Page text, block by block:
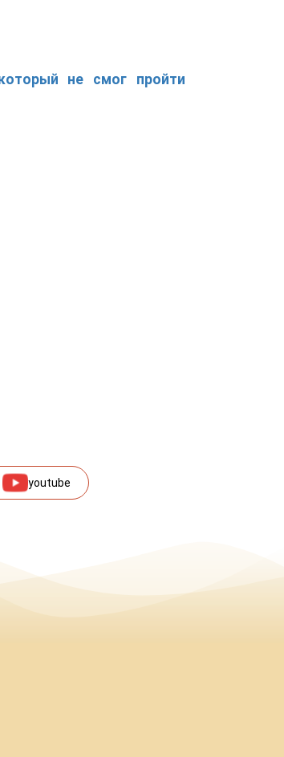
не смог пройти
youtube